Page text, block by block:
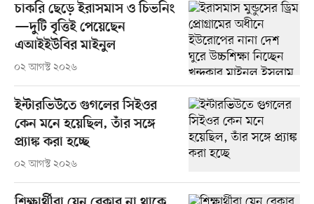
চাকরি ছেড়ে ইরাসমাস ও চিভনিং
—দুটি বৃত্তিই পেয়েছেন
এআইইউবির মাইনুল
০২ আগস্ট ২০২৬
ইন্টারভিউতে গুগলের সিইওর
কেন মনে হয়েছিল, তাঁর সঙ্গে
প্র্যাঙ্ক করা হচ্ছে
০২ আগস্ট ২০২৬